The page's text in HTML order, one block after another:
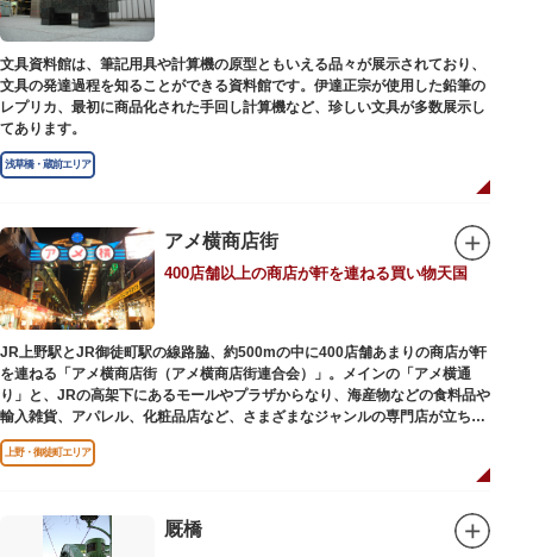
ない鳥”として話題のハシビロコウなどユニークな種も見られます。
子ども動物園「すてっぷ」では、小動物を間近で観察することを通じて、命
の大切さや生きものの魅力が学べる体験プログラムが実施されています。
歩き疲れたり、お腹が空いてきたら、園内にいくつかあるフードショップで
休憩しましょう。それぞれのお店で、動物たちをモチーフにした可愛いフー
ドやスイーツが食べられます。オリジナルグッズを取り扱うギフトショップ
も必見です。
文具資料館は、筆記用具や計算機の原型ともいえる品々が展示されており、
文具の発達過程を知ることができる資料館です。伊達正宗が使用した鉛筆の
レプリカ、最初に商品化された手回し計算機など、珍しい文具が多数展示し
てあります。
浅草橋・蔵前エリア
アメ横商店街
400店舗以上の商店が軒を連ねる買い物天国
JR上野駅とJR御徒町駅の線路脇、約500mの中に400店舗あまりの商店が軒
を連ねる「アメ横商店街（アメ横商店街連合会）」。メインの「アメ横通
り」と、JRの高架下にあるモールやプラザからなり、海産物などの食料品や
輸入雑貨、アパレル、化粧品店など、さまざまなジャンルの専門店が立ち並
んでいます。活気ある呼び込みが飛び交うなかで、店員さんとの会話も楽し
みながら目玉商品や特価品を探せるのが魅力のひとつ。年末の叩き売りは風
アメ横のはじまりは、物資が底をついた第二次世界大戦後にできた闇市。多
くの闇市が的屋の仕切りであったのに対して、アメ横は満州からの復員兵が
上野・御徒町エリア
厩橋